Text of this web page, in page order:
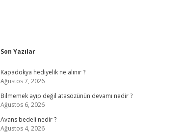
Sidebar
Son Yazılar
Kapadokya hediyelik ne alınır ?
Ağustos 7, 2026
Bilmemek ayıp değil atasözünün devamı nedir ?
Ağustos 6, 2026
Avans bedeli nedir ?
Ağustos 4, 2026